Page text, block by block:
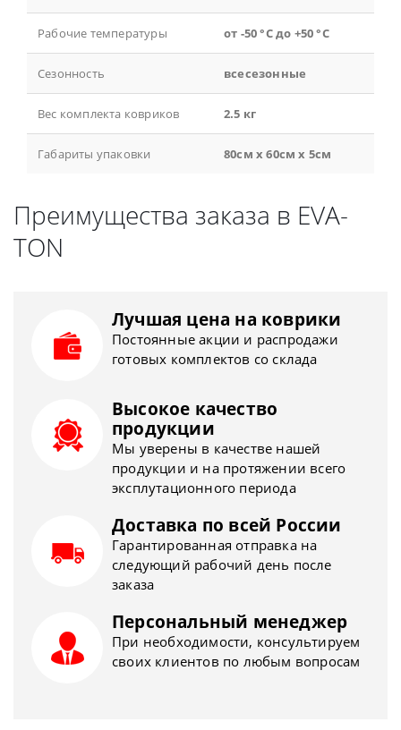
Рабочие температуры от -50 °С до +50 °С
Сезонность всесезонные
Вес комплекта ковриков 2.5 кг
Габариты упаковки 80см x 60см x 5см
Преимущества заказа в EVA-
TON
Лучшая цена на коврики
Постоянные акции и распродажи
готовых комплектов со склада
Высокое качество
продукции
Мы уверены в качестве нашей
продукции и на протяжении всего
эксплутационного периода
Доставка по всей России
Гарантированная отправка на
следующий рабочий день после
заказа
Персональный менеджер
При необходимости, консультируем
своих клиентов по любым вопросам